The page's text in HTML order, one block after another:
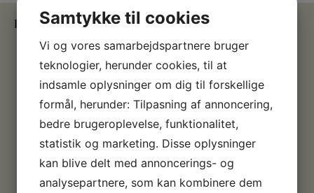
Information
Handelsbetingelser
Priser / Betaling
Erhvervskunde
Levering / Afhentning
Returnering
om ANDET
Opvask / Rengøring
Garanti / Reklamation
Samtykke til cookies
Vi og vores samarbejdspartnere bruger
teknologier, herunder cookies, til at
indsamle oplysninger om dig til forskellige
formål, herunder: Tilpasning af annoncering,
bedre brugeroplevelse, funktionalitet,
statistik og marketing. Disse oplysninger
kan blive delt med annoncerings- og
analysepartnere, som kan kombinere dem